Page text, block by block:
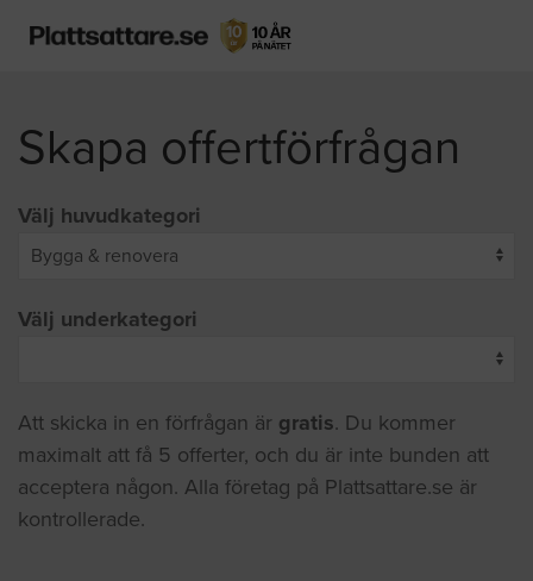
Skapa offertförfrågan
Välj huvudkategori
Välj underkategori
Att skicka in en förfrågan är gratis. Du kommer
maximalt att få 5 offerter, och du är inte bunden att
acceptera någon. Alla företag på Plattsattare.se är
kontrollerade.